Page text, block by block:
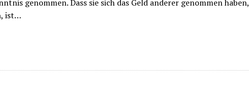
genommen. Dass sie sich das Geld anderer genommen haben,
ist…